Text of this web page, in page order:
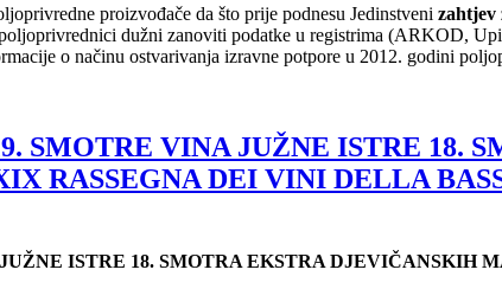
proizvođače da što prije podnesu Jedinstveni zahtjev
dužni zanoviti podatke u registrima (ARKOD,
o načinu ostvarivanja izravne potpore u 2012. godini
SMOTRE VINA JUŽNE ISTRE 18.
RASSEGNA DEI VINI DELLA
ISTRE 18. SMOTRA EKSTRA DJEVIČANSKIH